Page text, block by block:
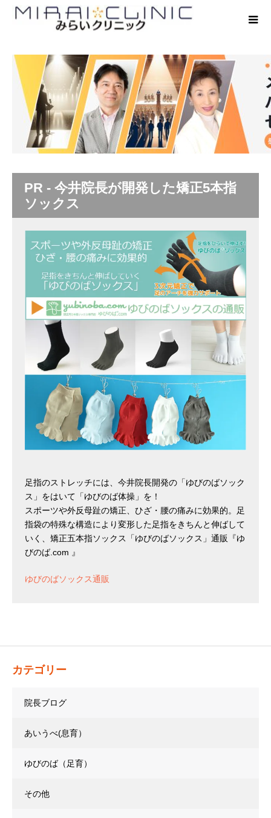
PR - 今井院長が開発した矯正5本指
ソックス
足指のストレッチには、今井院長開発の「ゆびのばソック
ス」をはいて「ゆびのば体操」を！
スポーツや外反母趾の矯正、ひざ・腰の痛みに効果的。足
指袋の特殊な構造により変形した足指をきちんと伸ばして
いく、矯正五本指ソックス「ゆびのばソックス」通販『ゆ
びのば.com 』
ゆびのばソックス通販
カテゴリー
院長ブログ
あいうべ(息育）
ゆびのば（足育）
その他